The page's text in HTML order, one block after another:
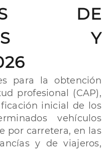
DE
Y
para la obtención
profesional (CAP),
inicial de los
vehículos
por carretera, en las
y de viajeros,